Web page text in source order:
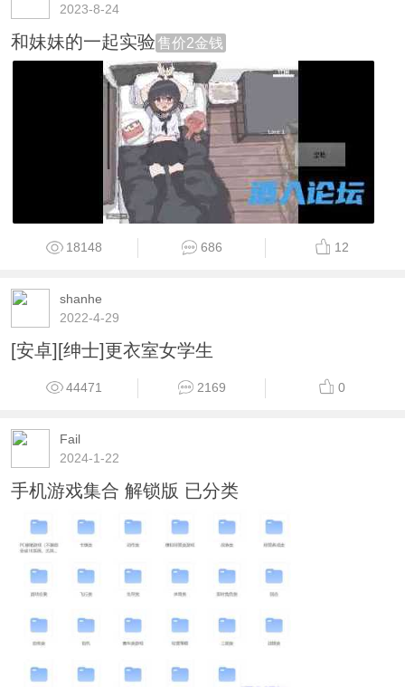
2023-8-24
和妹妹的一起实验 售价2金钱
18148 686 12
shanhe
2022-4-29
[安卓][绅士]更衣室女学生
44471 2169 0
Fail
2024-1-22
手机游戏集合 解锁版 已分类